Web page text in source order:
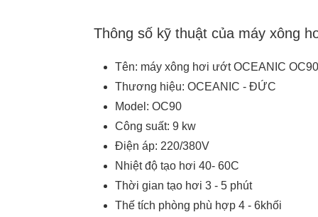
Thông số kỹ thuật của máy xông
Tên: máy xông hơi ướt OCEANIC OC90
Thương hiệu: OCEANIC - ĐỨC
Model: OC90
Công suất: 9 kw
Điện áp: 220/380V
Nhiệt độ tạo hơi 40- 60C
Thời gian tạo hơi 3 - 5 phút
Thế tích phòng phù hợp 4 - 6khối